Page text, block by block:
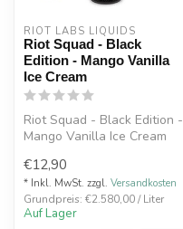
RIOT LABS LIQUIDS
Riot Squad - Black
Edition - Mango Vanilla
Ice Cream
Riot Squad - Black Edition -
Mango Vanilla Ice Cream
Frische Mango m...
€12,90
* Inkl. MwSt. zzgl. Versandkosten
Grundpreis: €2.580,00 / Liter
Auf Lager